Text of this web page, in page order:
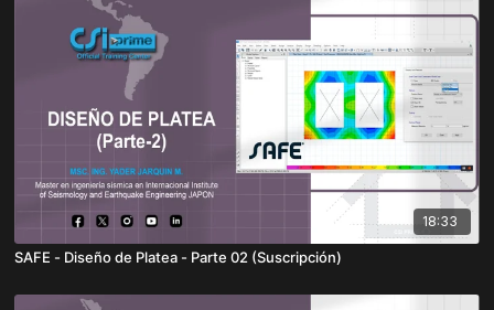
18:33
SAFE - Diseño de Platea - Parte 02 (Suscripción)